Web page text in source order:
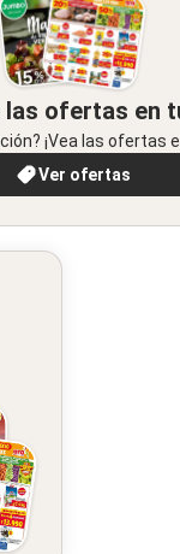
las ofertas en
¡Vea las ofertas
Ver ofertas